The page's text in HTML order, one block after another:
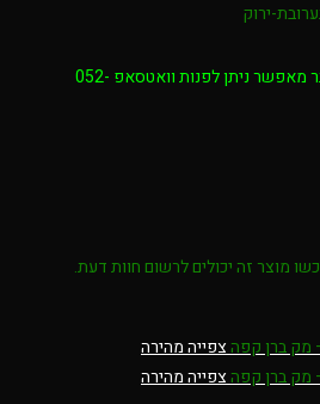
ירוק
להזמנות מעבר לכמות שהאתר מאפשר ניתן לפנות וואטסאפ 052-
מוצר זה יכולים לרשום חוות דעת.
צפייה מהירה
צפייה מהירה